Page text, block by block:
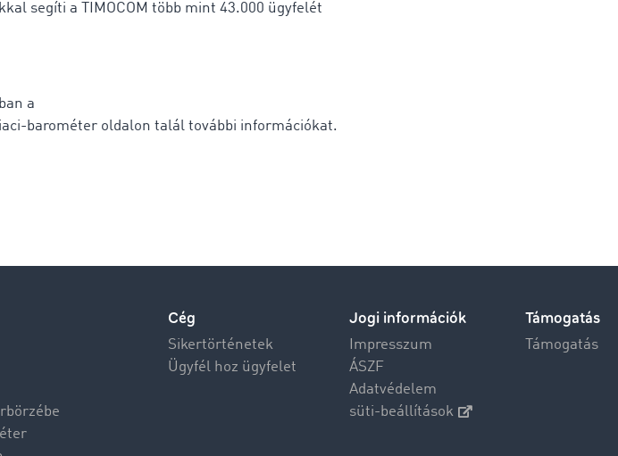
segíti a TIMOCOM több mint 43.000 ügyfelét
a
barométer oldalon talál további információkat.
Cég
Sikertörténetek
Ügyfél hoz ügyfelet
Jogi információk
Impresszum
ÁSZF
Adatvédelem
süti-beállítások
Támogatás
Támogatás